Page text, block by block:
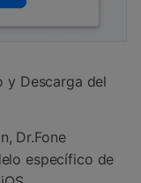
y Descarga del
Dr.Fone
específico de